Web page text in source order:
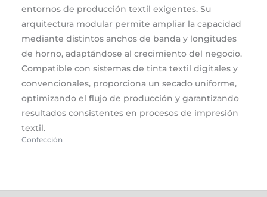
entornos de producción textil exigentes. Su
arquitectura modular permite ampliar la capacidad
mediante distintos anchos de banda y longitudes
de horno, adaptándose al crecimiento del negocio.
Compatible con sistemas de tinta textil digitales y
convencionales, proporciona un secado uniforme,
optimizando el flujo de producción y garantizando
resultados consistentes en procesos de impresión
textil.
Confección